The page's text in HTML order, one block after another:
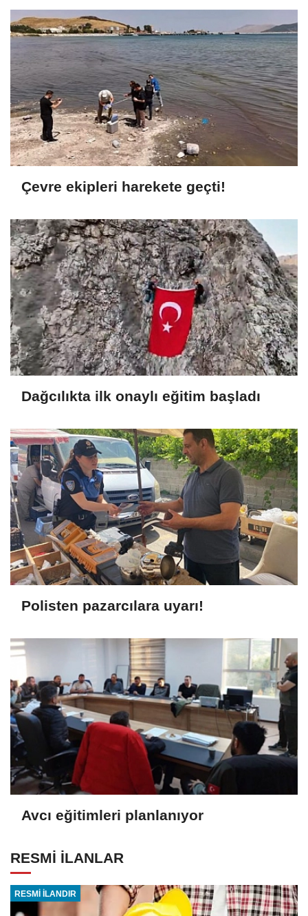
Çevre ekipleri harekete geçti!
Dağcılıkta ilk onaylı eğitim başladı
Polisten pazarcılara uyarı!
Avcı eğitimleri planlanıyor
RESMİ İLANLAR
RESMİ İLANDIR